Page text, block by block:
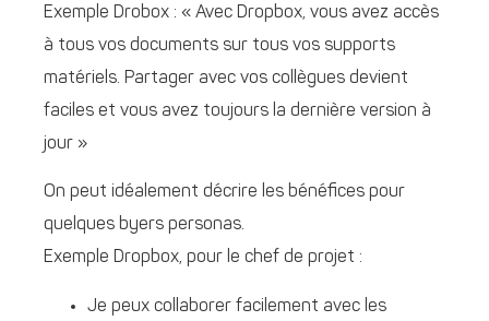
Exemple Drobox : « Avec Dropbox, vous avez accès
à tous vos documents sur tous vos supports
matériels. Partager avec vos collègues devient
faciles et vous avez toujours la dernière version à
jour »
On peut idéalement décrire les bénéfices pour
quelques byers personas.
Exemple Dropbox, pour le chef de projet :
Je peux collaborer facilement avec les